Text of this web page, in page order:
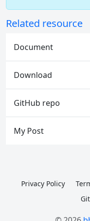
Related resource
Document
Download
GitHub repo
My Post
Privacy Policy